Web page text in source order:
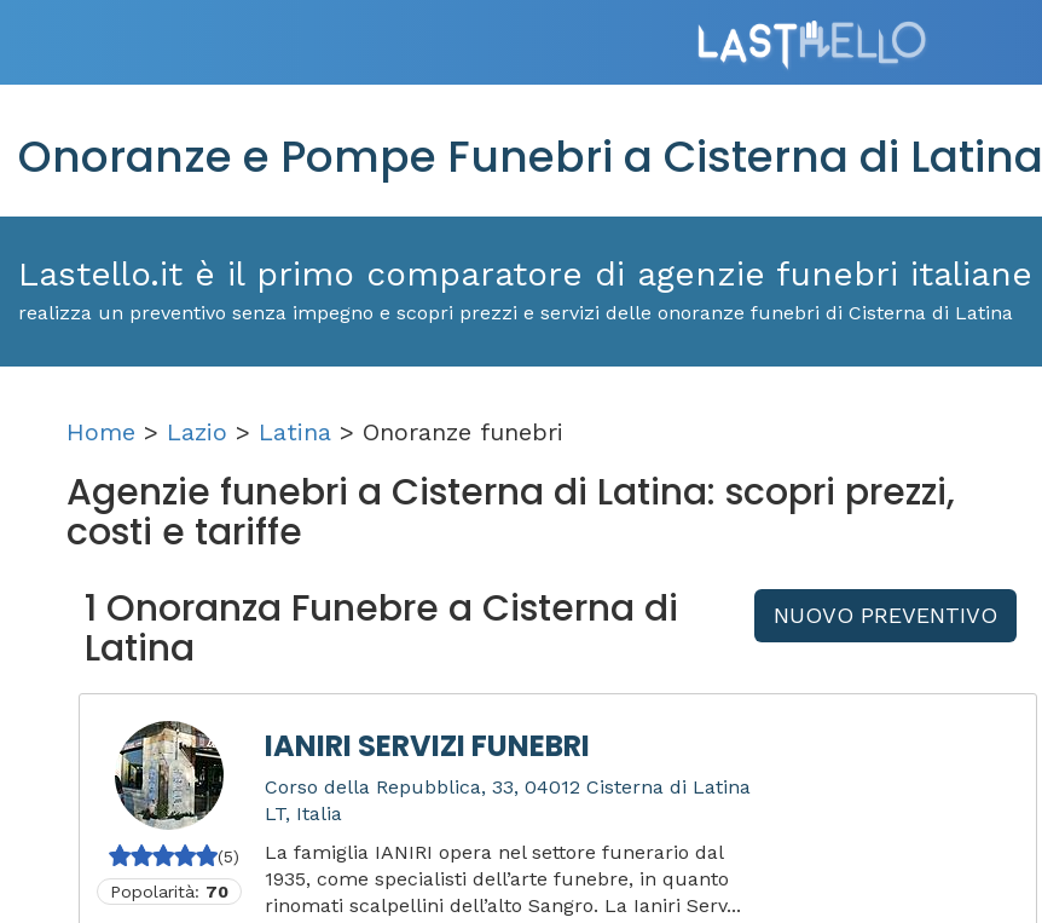
Onoranze e Pompe Funebri a Cisterna di Latina
Lastello.it è il primo comparatore di agenzie funebri italiane
realizza un preventivo senza impegno e scopri prezzi e servizi delle onoranze funebri di Cisterna di Latina
Home > Lazio > Latina > Onoranze funebri
Agenzie funebri a Cisterna di Latina: scopri prezzi,
costi e tariffe
1 Onoranza Funebre a Cisterna di
Latina
NUOVO PREVENTIVO
(5)
Popolarità: 70
IANIRI SERVIZI FUNEBRI
Corso della Repubblica, 33, 04012 Cisterna di Latina
LT, Italia
La famiglia IANIRI opera nel settore funerario dal
1935, come specialisti dell’arte funebre, in quanto
rinomati scalpellini dell’alto Sangro. La Ianiri Serv...